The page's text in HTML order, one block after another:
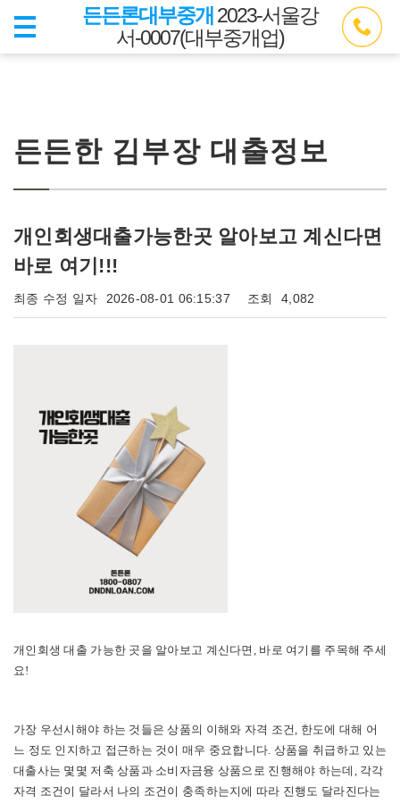
든든론대부중개 2023-서울강
서-0007(대부중개업)
든든한 김부장 대출정보
개인회생대출가능한곳 알아보고 계신다면
바로 여기!!!
최종 수정 일자 2026-08-01 06:15:37 조회 4,082
개인회생 대출 가능한 곳을 알아보고 계신다면, 바로 여기를 주목해 주세
요!
가장 우선시해야 하는 것들은 상품의 이해와 자격 조건, 한도에 대해 어
느 정도 인지하고 접근하는 것이 매우 중요합니다. 상품을 취급하고 있는
대출사는 몇몇 저축 상품과 소비자금융 상품으로 진행해야 하는데, 각각
자격 조건이 달라서 나의 조건이 충족하는지에 따라 진행도 달라진다는